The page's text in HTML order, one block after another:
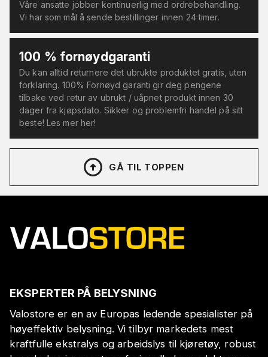
Våre ansatte jobber kontinuerlig med ordrebehandling.
Vi har som mål å sende bestillinger innen 24 timer.
100 % fornøydgaranti
Du kan alltid returnere det ubrukte produktet gratis, uten
forklaring. 100% Fornøyd garanti gir deg pengene
tilbake ved retur av ubrukt / uåpnet produkt innen 30
dager fra kjøpsdato. Sikker og problemfri handel på sitt
beste! Les mer her!
GÅ TIL TOPPEN
EKSPERTER PÅ BELYSNING
Valostore er en av Europas ledende spesialister på
høyeffektiv belysning. Vi tilbyr markedets mest
kraftfulle ekstralys og arbeidslys til kjøretøy, robust